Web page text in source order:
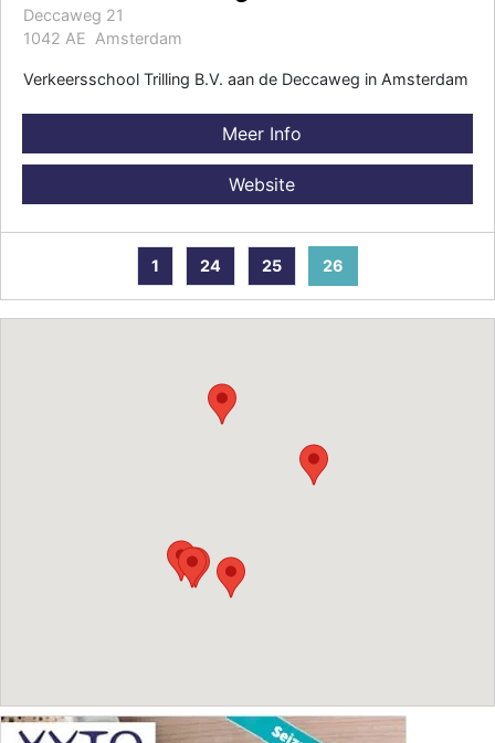
Deccaweg 21
1042 AE Amsterdam
Verkeersschool Trilling B.V. aan de Deccaweg in Amsterdam
Meer Info
Website
1 24 25 26